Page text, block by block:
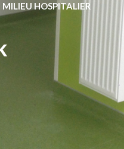
HOSPITALIER